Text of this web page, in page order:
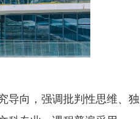
向，强调批判性思维、独